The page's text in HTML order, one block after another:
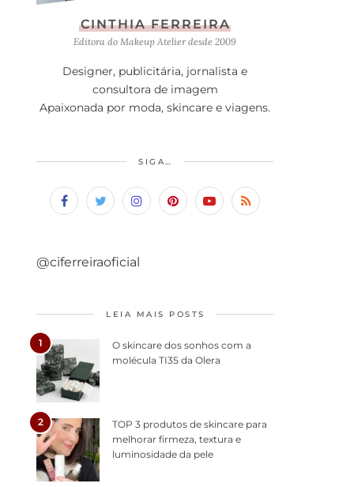
CINTHIA FERREIRA
Editora do Makeup Atelier desde 2009
Designer, publicitária, jornalista e
consultora de imagem
Apaixonada por moda, skincare e viagens.
SIGA…
@ciferreiraoficial
LEIA MAIS POSTS
1
O skincare dos sonhos com a
molécula TI35 da Olera
2
TOP 3 produtos de skincare para
melhorar firmeza, textura e
luminosidade da pele